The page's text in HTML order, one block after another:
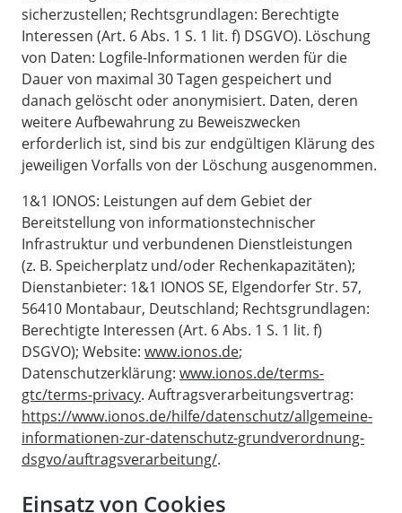
sicherzustellen; Rechtsgrundlagen: Berechtigte
Interessen (Art. 6 Abs. 1 S. 1 lit. f) DSGVO). Löschung
von Daten: Logfile-Informationen werden für die
Dauer von maximal 30 Tagen gespeichert und
danach gelöscht oder anonymisiert. Daten, deren
weitere Aufbewahrung zu Beweiszwecken
erforderlich ist, sind bis zur endgültigen Klärung des
jeweiligen Vorfalls von der Löschung ausgenommen.
1&1 IONOS: Leistungen auf dem Gebiet der
Bereitstellung von informationstechnischer
Infrastruktur und verbundenen Dienstleistungen
(z. B. Speicherplatz und/oder Rechenkapazitäten);
Dienstanbieter: 1&1 IONOS SE, Elgendorfer Str. 57,
56410 Montabaur, Deutschland; Rechtsgrundlagen:
Berechtigte Interessen (Art. 6 Abs. 1 S. 1 lit. f)
DSGVO); Website: www.ionos.de;
Datenschutzerklärung: www.ionos.de/terms-
gtc/terms-privacy. Auftragsverarbeitungsvertrag:
https://www.ionos.de/hilfe/datenschutz/allgemeine-
informationen-zur-datenschutz-grundverordnung-
dsgvo/auftragsverarbeitung/.
Einsatz von Cookies